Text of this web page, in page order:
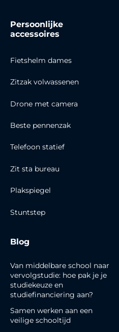
Persoonlijke
accessoires
Fietshelm dames
Zitzak volwassenen
Drone met camera
Beste pennenzak
Telefoon statief
Zit sta bureau
Plakspiegel
Stuntstep
Blog
Van middelbare school naar
vervolgstudie: hoe pak je je
studiekeuze en
studiefinanciering aan?
Samen werken aan een
veilige schooltijd